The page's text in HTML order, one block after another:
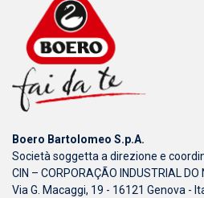
Boero Bartolomeo S.p.A.
Società soggetta a direzione e
CIN – CORPORAÇÃO INDUSTRIAL DO
Via G. Macaggi, 19 - 16121 Genova -